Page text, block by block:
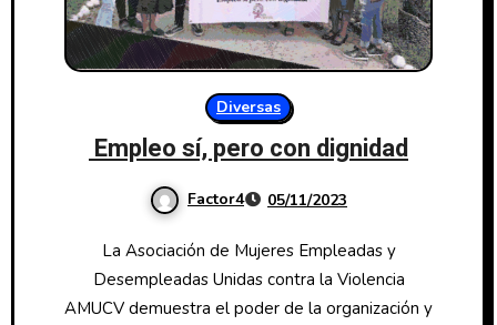
Diversas
Empleo sí, pero con dignidad
Factor4 05/11/2023
La Asociación de Mujeres Empleadas y
Desempleadas Unidas contra la Violencia
AMUCV demuestra el poder de la organización y